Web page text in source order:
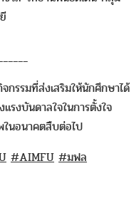
กรรมที่ส่งเสริมให้นักศึกษาได้
รงบันดาลใจในการตั้งใจ
นอนาคตสืบต่อไป
#AIMFU #มฟล